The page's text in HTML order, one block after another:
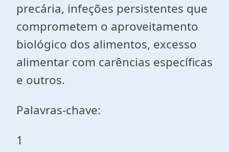
precária, infeções persistentes que
comprometem o aproveitamento
biológico dos alimentos, excesso
alimentar com carências específicas
e outros.
Palavras-chave:
1